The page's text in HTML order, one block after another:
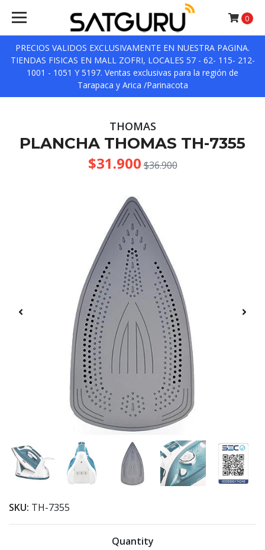
PRECIOS VALIDOS EXCLUSIVAMENTE EN NUESTRA PAGINA.
TIENDAS FISICAS EN MALL ZOFRI, LOCALES 57 - 62- 115- 212-
1001 - 1051 Y 5197. Ventas exclusivas para la región de
Tarapaca y Arica /Parinacota
0
THOMAS
PLANCHA THOMAS TH-7355
$31.900 $36.900
SKU: TH-7355
Quantity